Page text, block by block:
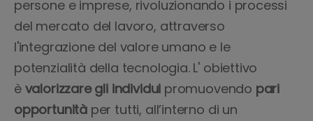
persone e imprese, rivoluzionando i processi
del mercato del lavoro, attraverso
l'integrazione del valore umano e le
potenzialità della tecnologia. L' obiettivo
è valorizzare gli individui promuovendo pari
opportunità per tutti, all’interno di un